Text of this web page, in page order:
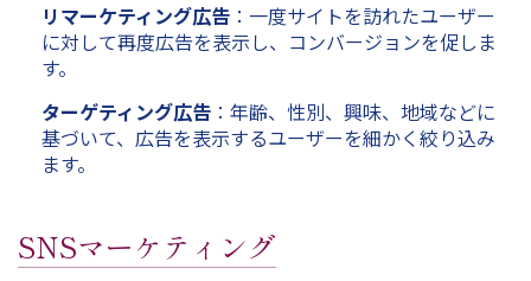
リマーケティング広告 ：一度サイトを訪れたユーザー
に対して再度広告を表示し、コンバージョンを促しま
す。
ターゲティング広告 ：年齢、性別、興味、地域などに
基づいて、広告を表示するユーザーを細かく絞り込み
ます。
SNSマーケティング